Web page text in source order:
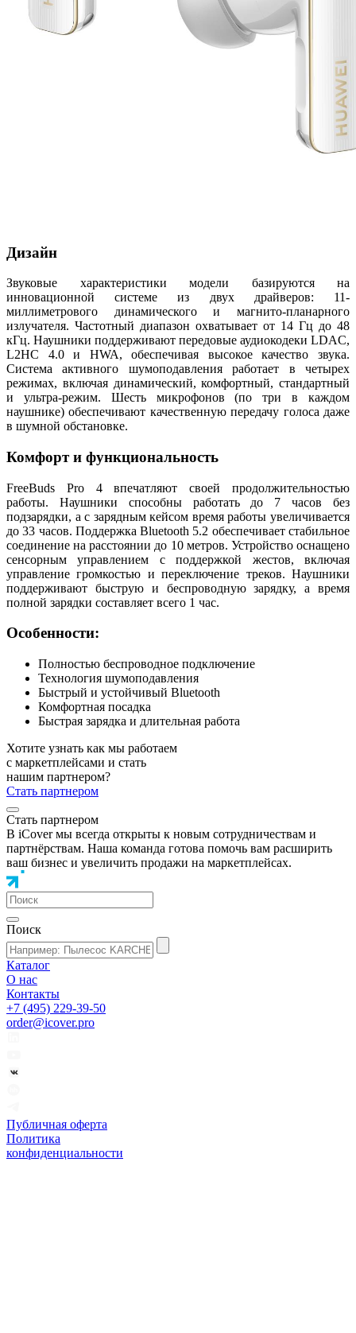
Дизайн
Звуковые характеристики модели базируются на
инновационной системе из двух драйверов: 11-
миллиметрового динамического и магнито-планарного
излучателя. Частотный диапазон охватывает от 14 Гц до 48
кГц. Наушники поддерживают передовые аудиокодеки LDAC,
L2HC 4.0 и HWA, обеспечивая высокое качество звука.
Система активного шумоподавления работает в четырех
режимах, включая динамический, комфортный, стандартный
и ультра-режим. Шесть микрофонов (по три в каждом
наушнике) обеспечивают качественную передачу голоса даже
в шумной обстановке.
Комфорт и функциональность
FreeBuds Pro 4 впечатляют своей продолжительностью
работы. Наушники способны работать до 7 часов без
подзарядки, а с зарядным кейсом время работы увеличивается
до 33 часов. Поддержка Bluetooth 5.2 обеспечивает стабильное
соединение на расстоянии до 10 метров. Устройство оснащено
сенсорным управлением с поддержкой жестов, включая
управление громкостью и переключение треков. Наушники
поддерживают быструю и беспроводную зарядку, а время
полной зарядки составляет всего 1 час.
Особенности:
Полностью беспроводное подключение
Технология шумоподавления
Быстрый и устойчивый Bluetooth
Комфортная посадка
Быстрая зарядка и длительная работа
Хотите узнать как мы работаем
с маркетплейсами и стать
нашим партнером?
Стать партнером
Стать партнером
В iCover мы всегда открыты к новым сотрудничествам и
партнёрствам. Наша команда готова помочь вам расширить
ваш бизнес и увеличить продажи на маркетплейсах.
Поиск
Каталог
О нас
Контакты
+7 (495) 229-39-50
order@icover.pro
Публичная оферта
Политика
конфиденциальности